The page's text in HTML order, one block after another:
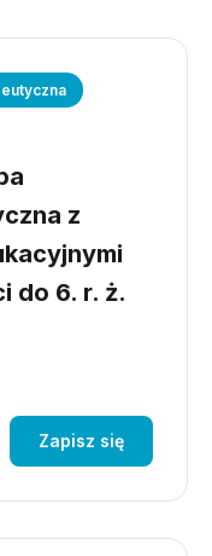
z
do 6. r. ż.
Zapisz się